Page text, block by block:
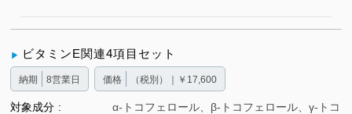
ビタミンE関連4項目セット
納期 8営業日 価格 （税別）｜￥17,600
対象成分 α-トコフェロール、β-トコフェロール、γ-トコ